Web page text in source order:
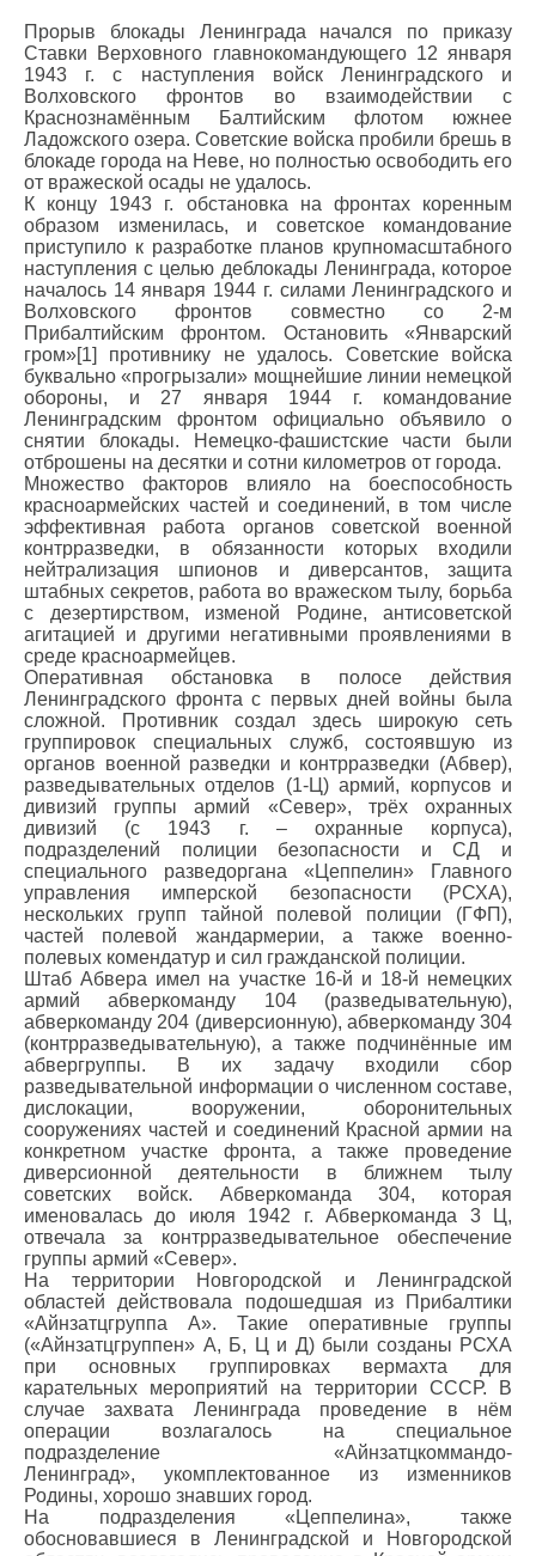
Прорыв блокады Ленинграда начался по приказу
Ставки Верховного главнокомандующего 12 января
1943 г. с наступления войск Ленинградского и
Волховского фронтов во взаимодействии с
Краснознамённым Балтийским флотом южнее
Ладожского озера. Советские войска пробили брешь в
блокаде города на Неве, но полностью освободить его
от вражеской осады не удалось.
К концу 1943 г. обстановка на фронтах коренным
образом изменилась, и советское командование
приступило к разработке планов крупномасштабного
наступления с целью деблокады Ленинграда, которое
началось 14 января 1944 г. силами Ленинградского и
Волховского фронтов совместно со 2-м
Прибалтийским фронтом. Остановить «Январский
гром»[1] противнику не удалось. Советские войска
буквально «прогрызали» мощнейшие линии немецкой
обороны, и 27 января 1944 г. командование
Ленинградским фронтом официально объявило о
снятии блокады. Немецко-фашистские части были
отброшены на десятки и сотни километров от города.
Множество факторов влияло на боеспособность
красноармейских частей и соединений, в том числе
эффективная работа органов советской военной
контрразведки, в обязанности которых входили
нейтрализация шпионов и диверсантов, защита
штабных секретов, работа во вражеском тылу, борьба
с дезертирством, изменой Родине, антисоветской
агитацией и другими негативными проявлениями в
среде красноармейцев.
Оперативная обстановка в полосе действия
Ленинградского фронта с первых дней войны была
сложной. Противник создал здесь широкую сеть
группировок специальных служб, состоявшую из
органов военной разведки и контрразведки (Абвер),
разведывательных отделов (1-Ц) армий, корпусов и
дивизий группы армий «Север», трёх охранных
дивизий (с 1943 г. – охранные корпуса),
подразделений полиции безопасности и СД и
специального разведоргана «Цеппелин» Главного
управления имперской безопасности (РСХА),
нескольких групп тайной полевой полиции (ГФП),
частей полевой жандармерии, а также военно-
полевых комендатур и сил гражданской полиции.
Штаб Абвера имел на участке 16-й и 18-й немецких
армий абверкоманду 104 (разведывательную),
абверкоманду 204 (диверсионную), абверкоманду 304
(контрразведывательную), а также подчинённые им
абвергруппы. В их задачу входили сбор
разведывательной информации о численном составе,
дислокации, вооружении, оборонительных
сооружениях частей и соединений Красной армии на
конкретном участке фронта, а также проведение
диверсионной деятельности в ближнем тылу
советских войск. Абверкоманда 304, которая
именовалась до июля 1942 г. Абверкоманда 3 Ц,
отвечала за контрразведывательное обеспечение
группы армий «Север».
На территории Новгородской и Ленинградской
областей действовала подошедшая из Прибалтики
«Айнзатцгруппа А». Такие оперативные группы
(«Айнзатцгруппен» А, Б, Ц и Д) были созданы РСХА
при основных группировках вермахта для
карательных мероприятий на территории СССР. В
случае захвата Ленинграда проведение в нём
операции возлагалось на специальное
подразделение «Айнзатцкоммандо-
Ленинград», укомплектованное из изменников
Родины, хорошо знавших город.
На подразделения «Цеппелина», также
обосновавшиеся в Ленинградской и Новгородской